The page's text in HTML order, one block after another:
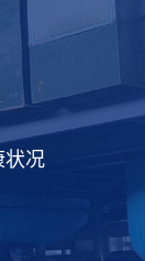
状况